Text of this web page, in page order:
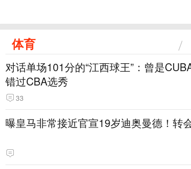
体育
对话单场101分的“江西球王”：曾是
错过CBA选秀
33
曝皇马非常接近官宣19岁迪奥曼德！转